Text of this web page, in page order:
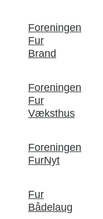
Foreningen
Fur
Brand
Foreningen
Fur
Væksthus
Foreningen
FurNyt
Fur
Bådelaug